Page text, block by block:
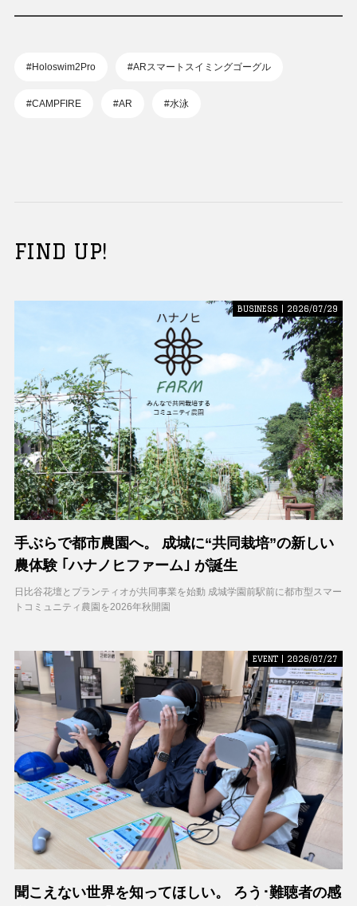
#Holoswim2Pro #ARスマートスイミングゴーグル
#CAMPFIRE #AR #水泳
FIND UP!
BUSINESS | 2026/07/29
手ぶらで都市農園へ。 成城に“共同栽培”の新しい
農体験 ｢ハナノヒファーム｣ が誕生
日比谷花壇とプランティオが共同事業を始動 成城学園前駅前に都市型スマー
トコミュニティ農園を2026年秋開園
EVENT | 2026/07/27
聞こえない世界を知ってほしい。 ろう･難聴者の感